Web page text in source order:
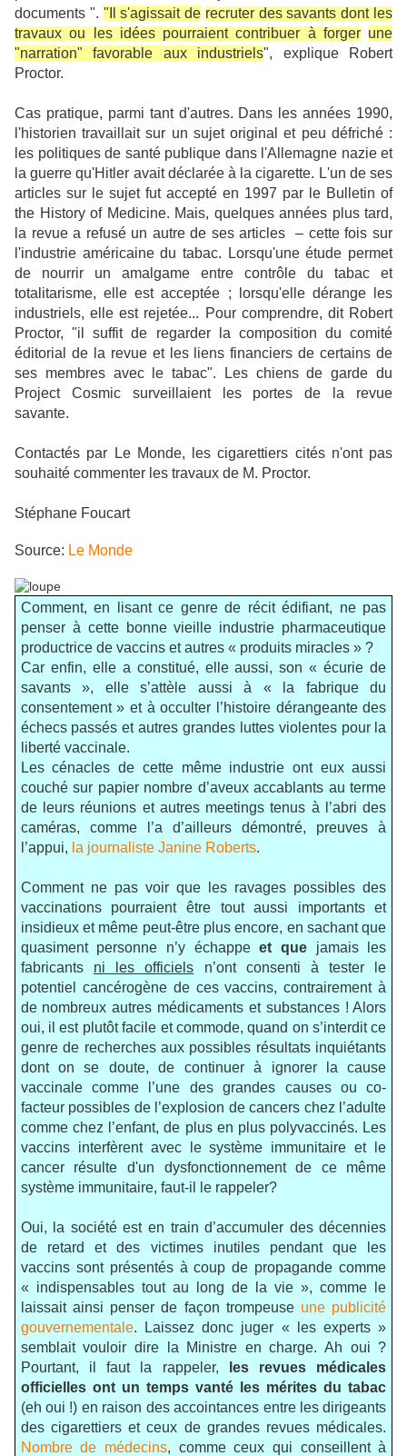
documents ". "Il s'agissait de recruter des savants dont les
travaux ou les idées pourraient contribuer à forger une
"narration" favorable aux industriels", explique Robert
Proctor.
Cas pratique, parmi tant d'autres. Dans les années 1990,
l'historien travaillait sur un sujet original et peu défriché :
les politiques de santé publique dans l'Allemagne nazie et
la guerre qu'Hitler avait déclarée à la cigarette. L'un de ses
articles sur le sujet fut accepté en 1997 par le Bulletin of
the History of Medicine. Mais, quelques années plus tard,
la revue a refusé un autre de ses articles – cette fois sur
l'industrie américaine du tabac. Lorsqu'une étude permet
de
nourrir
un amalgame entre contrôle du tabac et
totalitarisme, elle est acceptée ; lorsqu'elle dérange les
industriels, elle est rejetée... Pour comprendre, dit Robert
Proctor, "il suffit de
regarder
la composition du comité
éditorial de la revue et les liens financiers de certains de
ses membres avec le tabac". Les chiens de garde du
Project Cosmic surveillaient les portes de la revue
savante.
Contactés par Le Monde, les cigarettiers cités n'ont pas
souhaité commenter les travaux de M. Proctor.
Stéphane Foucart
Source: Le Monde
Comment, en lisant ce genre de récit édifiant, ne pas
penser à cette bonne vieille industrie pharmaceutique
productrice de vaccins et autres « produits miracles » ?
Car enfin, elle a constitué, elle aussi, son « écurie de
savants », elle s’attèle aussi à « la fabrique du
consentement » et à occulter l’histoire dérangeante des
échecs passés et autres grandes luttes violentes pour la
liberté vaccinale.
Les cénacles de cette même industrie ont eux aussi
couché sur papier nombre d’aveux accablants au terme
de leurs réunions et autres meetings tenus à l’abri des
caméras, comme l’a d’ailleurs démontré, preuves à
l’appui, la journaliste Janine Roberts.
Comment ne pas voir que les ravages possibles des
vaccinations pourraient être tout aussi importants et
insidieux et même peut-être plus encore, en sachant que
quasiment personne n’y échappeet que jamais les
fabricants ni les officiels n’ont consenti à tester le
potentiel cancérogène de ces vaccins, contrairement à
de nombreux autres médicaments et substances ! Alors
oui, il est plutôt facile et commode, quand on s’interdit ce
genre de recherches aux possibles résultats inquiétants
dont on se doute, de continuer à ignorer la cause
vaccinale comme l’une des grandes causes ou co-
facteur possibles de l’explosion de cancers chez l’adulte
comme chez l’enfant, de plus en plus polyvaccinés. Les
vaccins interfèrent avec le système immunitaire et le
cancer résulte d'un dysfonctionnement de ce même
système immunitaire, faut-il le rappeler?
Oui, la société est en train d’accumuler des décennies
de retard et des victimes inutiles pendant que les
vaccins sont présentés à coup de propagande comme
« indispensables tout au long de la vie », comme le
laissait ainsi penser de façon trompeuse une publicité
gouvernementale. Laissez donc juger « les experts »
semblait vouloir dire la Ministre en charge. Ah oui ?
Pourtant, il faut la rappeler,
les revues médicales
officielles ont un temps vanté les mérites du tabac
(eh oui !) en raison des accointances entre les dirigeants
des cigarettiers et ceux de grandes revues médicales.
Nombre de médecins, comme ceux qui conseillent à